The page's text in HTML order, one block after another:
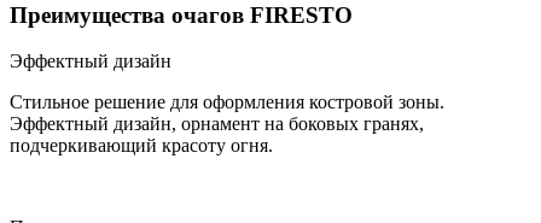
Преимущества очагов FIRESTO
Эффектный дизайн
Стильное решение для оформления костровой зоны.
Эффектный дизайн, орнамент на боковых гранях,
подчеркивающий красоту огня.